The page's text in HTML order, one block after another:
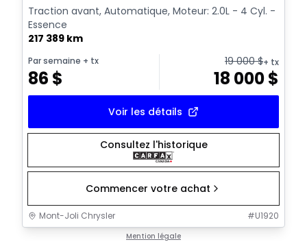
Traction avant, Automatique, Moteur: 2.0L - 4 Cyl. -
Essence
217 389 km
Par semaine + tx
86 $
19 000$+ tx
18 000$
Voir les détails
Consultez l'historique
Commencer votre achat
Mont-Joli Chrysler #U1920
Mention légale